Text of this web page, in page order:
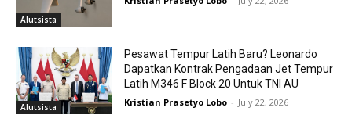
Alutsista
Alutsista
Pesawat Tempur Latih Baru? Leonardo
Dapatkan Kontrak Pengadaan Jet Tempur
Latih M346 F Block 20 Untuk TNI AU
Kristian Prasetyo Lobo - July 22, 2026